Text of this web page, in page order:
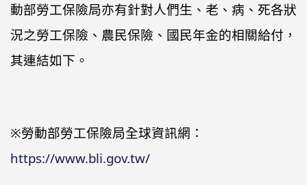
動部勞工保險局亦有針對人們生、老、病、死各狀
況之勞工保險、農民保險、國民年金的相關給付，
其連結如下。
※勞動部勞工保險局全球資訊網：
https://www.bli.gov.tw/